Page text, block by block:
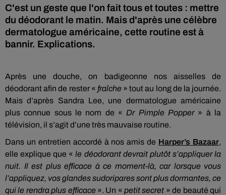
C'est un geste que l'on fait tous et toutes : mettre
du déodorant le matin. Mais d'après une célèbre
dermatologue américaine, cette routine est à
bannir. Explications.
Après une douche, on badigeonne nos aisselles de
déodorant afin de rester « fraîche» tout au long de la journée.
Mais d’après Sandra Lee, une dermatologue américaine
plus connue sous le nom de « Dr Pimple Popper» à la
télévision, il s’agit d’une très mauvaise routine.
Dans un entretien accordé à nos amis de Harper’s Bazaar,
elle explique que « le déodorant devrait plutôt s’appliquer la
nuit. Il est plus efficace à ce moment-là, car lorsque vous
l’appliquez, vos glandes sudoripares sont plus dormantes, ce
qui le rendra plus efficace». Un «petit secret » de beauté qui